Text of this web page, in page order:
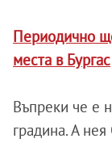
Периодично
места в Бургас
Въпреки че е
градина. А